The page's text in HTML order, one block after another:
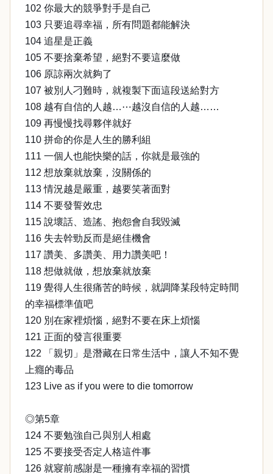
102 你最大的競爭對手是自己
103 只要追尋幸福，所有問題都能解決
104 追星是正義
105 不要捨棄希望，絕對不要這麼做
106 原諒兩次就夠了
107 被別人刁難時，就複製下面這段送給對方
108 越有自信的人越…⋯越沒自信的人越……
109 再慢慢找尋夥伴就好
110 拼命的你是人生的勝利組
111 一個人也能快樂的話，你就是最強的
112 想放棄就放棄，沒關係的
113 情況越是嚴重，越要笑著面對
114 不要發誓效忠
115 說壞話、造謠、抱怨會自我毀滅
116 失去幹勁反而是絕佳機會
117 讚美、多讚美、用力讚美吧！
118 想做就做，想放棄就放棄
119 覺得人生很痛苦的時候，就調降某段特定時間
的幸福標準值吧
120 別在家裡煩惱，絕對不要在床上煩惱
121 正面的發言很重要
122 「親切」是潛藏在日常生活中，讓人不知不覺
上癮的毒品
123 Live as if you were to die tomorrow
◎第5章
124 不要勉強自己與別人相處
125 不要接受否定人格這件事
126 就寢前感謝是一種擁有幸福的習慣